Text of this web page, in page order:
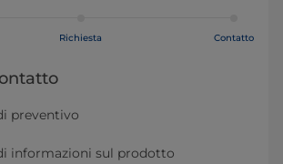
Richiesta Contatto
preventivo
informazioni sul prodotto